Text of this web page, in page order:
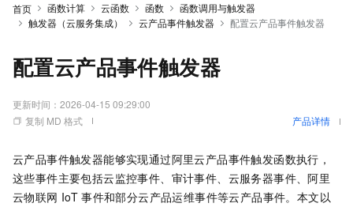
首页 函数计算 云函数 函数
函数调用与触发器
触发器（云服务集成）
云产品事件触发器 配置云产品事件触发器
配置云产品事件触发器
更新时间： 2026-04-15 09:29:00
复制 MD 格式
产品详情
云产品事件触发器能够实现通过阿里云产品事件触发函数执行，
这些事件主要包括云监控事件、审计事件、云服务器事件、阿里
云物联网 IoT 事件和部分云产品运维事件等云产品事件。本文以